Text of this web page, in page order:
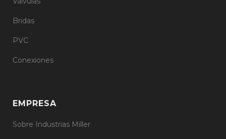
Bridas
PVC
Conexiones
EMPRESA
Sobre Industrias Miller